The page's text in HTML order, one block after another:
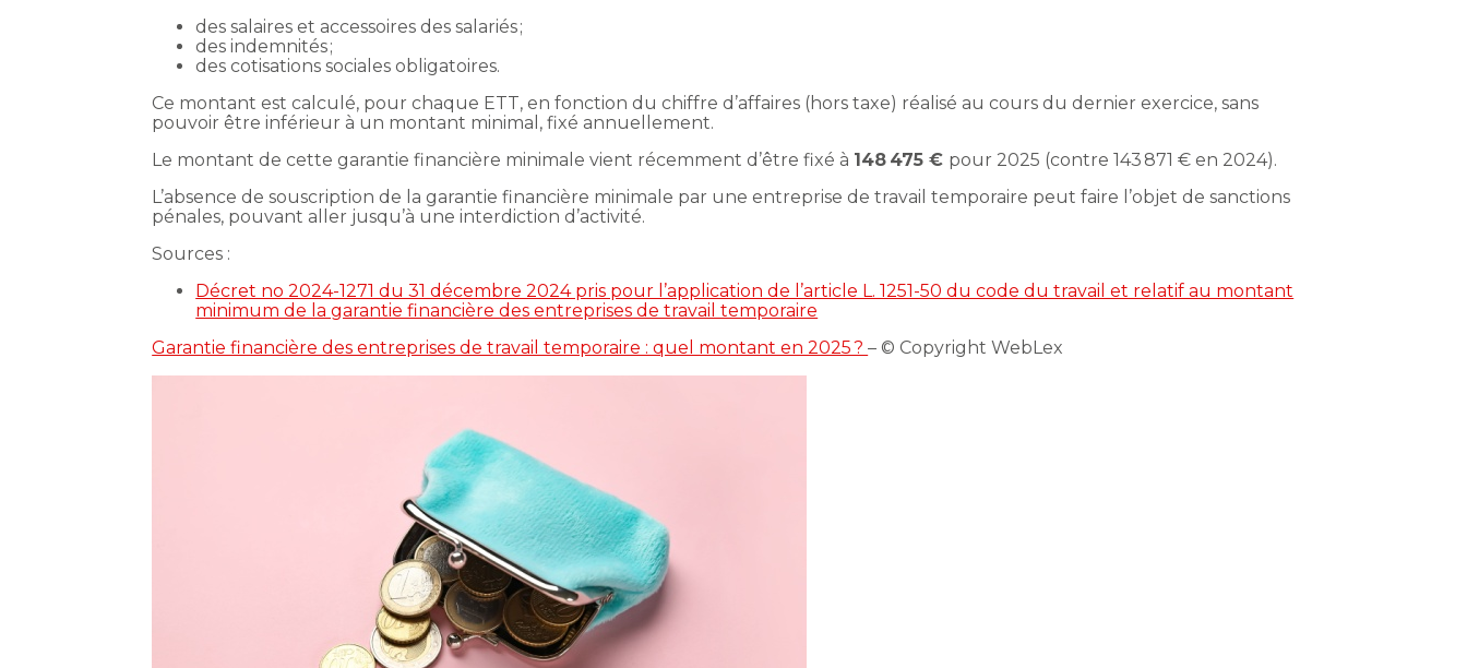
des salaires et accessoires des salariés ;
des indemnités ;
des cotisations sociales obligatoires.
Ce montant est calculé, pour chaque ETT, en fonction du chiffre d’affaires (hors taxe) réalisé au cours du dernier exercice, sans
pouvoir être inférieur à un montant minimal, fixé annuellement.
Le montant de cette garantie financière minimale vient récemment d’être fixé à 148 475 € pour 2025 (contre 143 871 € en 2024).
L’absence de souscription de la garantie financière minimale par une entreprise de travail temporaire peut faire l’objet de sanctions
pénales, pouvant aller jusqu’à une interdiction d’activité.
Sources :
Décret no 2024-1271 du 31 décembre 2024 pris pour l’application de l’article L. 1251-50 du code du travail et relatif au montant
minimum de la garantie financière des entreprises de travail temporaire
Garantie financière des entreprises de travail temporaire : quel montant en 2025 ?– © Copyright WebLex